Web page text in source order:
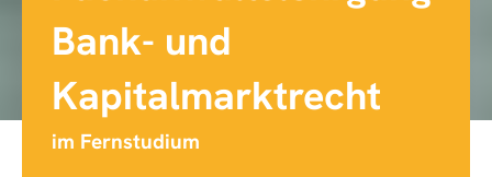
Bank- und
Kapitalmarktrecht
im Fernstudium